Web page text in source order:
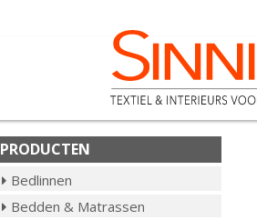
PRODUCTEN
Bedlinnen
Bedden & Matrassen